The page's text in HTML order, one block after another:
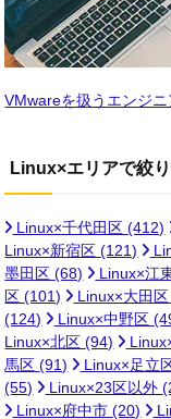
VMwareを扱うエンジニ
Linux×エリアで絞
Linux×千代田区(412)
Linux×新宿区(121)
墨田区(68) Linux×江
区(101) Linux×大田
(124)
Linux×中野区
Linux×北区(94)
馬区(91) Linux×足立
(55)
Linux×23区以外
Linux×府中市(20)